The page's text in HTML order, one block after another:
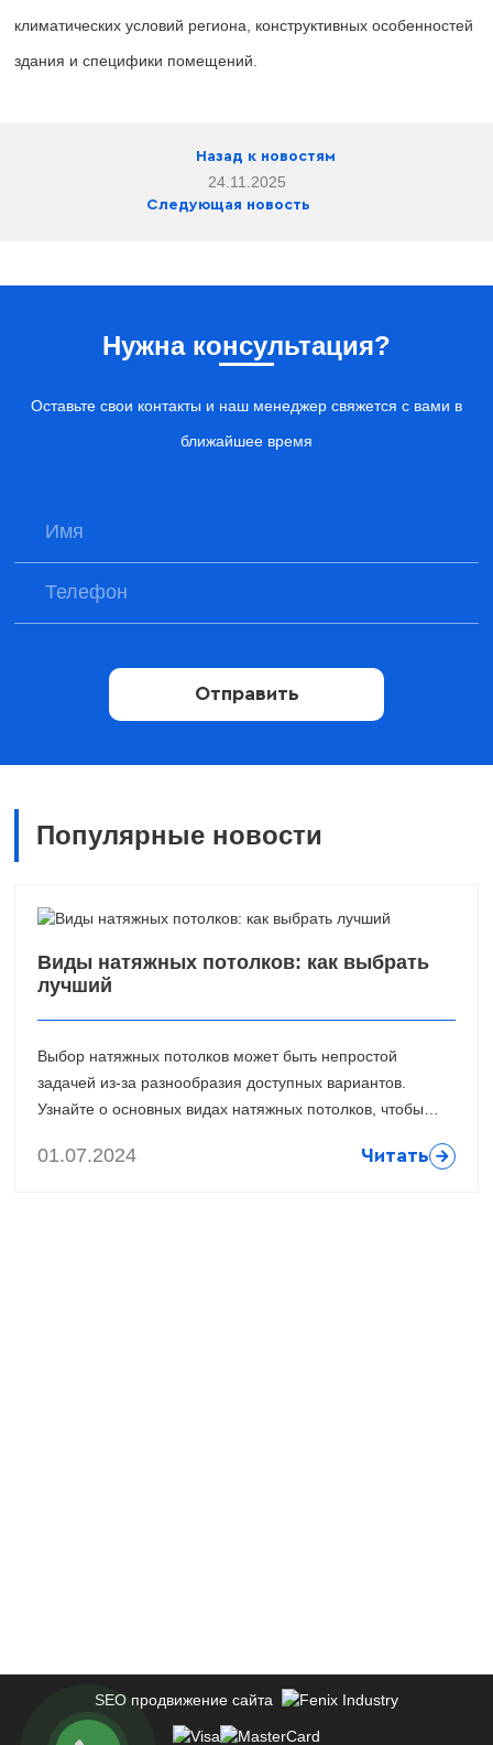
климатических условий региона, конструктивных особенностей
здания и специфики помещений.
Назад к новостям
24.11.2025
Следующая новость
Нужна консультация?
Оставьте свои контакты и наш менеджер свяжется с вами в
ближайшее время
Отправить
Популярные новости
Виды натяжных потолков: как выбрать
лучший
Выбор натяжных потолков может быть непростой
задачей из-за разнообразия доступных вариантов.
Узнайте о основных видах натяжных потолков, чтобы
01.07.2024 Читать
SEO продвижение сайта